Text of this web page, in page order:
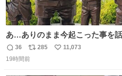
あ…ありのまま今起こった事を
に 「千速さんですか！？」 と声
装飾かなと思ったら 「背も高い
返
信
36
リ
ポ
285
い
11,073
19時間前